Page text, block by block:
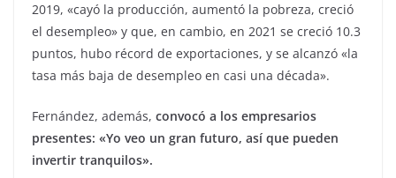
2019, «cayó la producción, aumentó la pobreza, creció
el desempleo» y que, en cambio, en 2021 se creció 10.3
puntos, hubo récord de exportaciones, y se alcanzó «la
tasa más baja de desempleo en casi una década».
Fernández, además, convocó a los empresarios
presentes: «Yo veo un gran futuro, así que pueden
invertir tranquilos».